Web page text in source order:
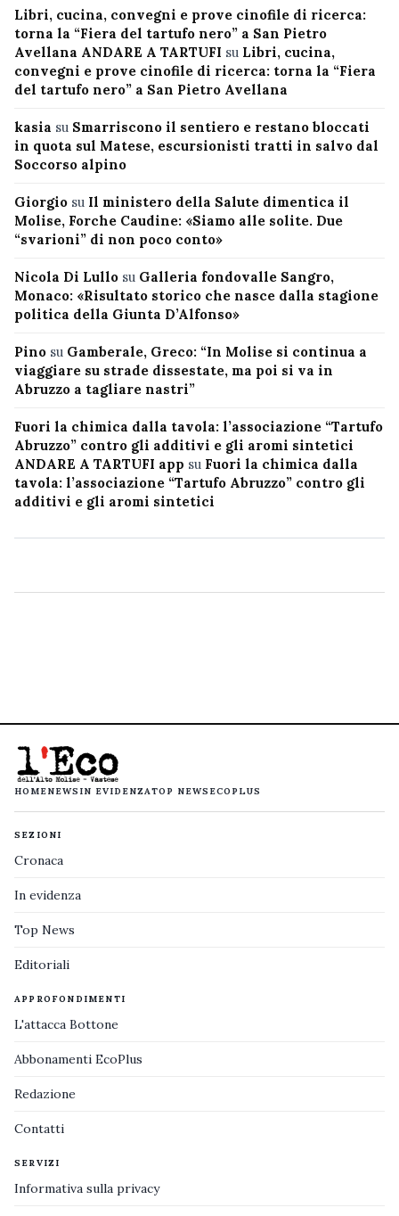
Libri, cucina, convegni e prove cinofile di ricerca:
torna la “Fiera del tartufo nero” a San Pietro
Avellana ANDARE A TARTUFI su Libri, cucina,
convegni e prove cinofile di ricerca: torna la “Fiera
del tartufo nero” a San Pietro Avellana
kasia su Smarriscono il sentiero e restano bloccati
in quota sul Matese, escursionisti tratti in salvo dal
Soccorso alpino
Giorgio su Il ministero della Salute dimentica il
Molise, Forche Caudine: «Siamo alle solite. Due
“svarioni” di non poco conto»
Nicola Di Lullo su Galleria fondovalle Sangro,
Monaco: «Risultato storico che nasce dalla stagione
politica della Giunta D’Alfonso»
Pino su Gamberale, Greco: “In Molise si continua a
viaggiare su strade dissestate, ma poi si va in
Abruzzo a tagliare nastri”
Fuori la chimica dalla tavola: l’associazione “Tartufo
Abruzzo” contro gli additivi e gli aromi sintetici
ANDARE A TARTUFI app su Fuori la chimica dalla
tavola: l’associazione “Tartufo Abruzzo” contro gli
additivi e gli aromi sintetici
HOMENEWS IN EVIDENZATOP NEWS ECOPLUS
SEZIONI
Cronaca
In evidenza
Top News
Editoriali
APPROFONDIMENTI
L'attacca Bottone
Abbonamenti EcoPlus
Redazione
Contatti
SERVIZI
Informativa sulla privacy